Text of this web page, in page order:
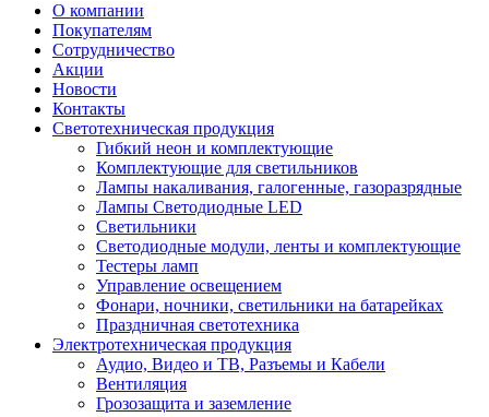
О компании
Покупателям
Сотрудничество
Акции
Новости
Контакты
Светотехническая продукция
Гибкий неон и комплектующие
Комплектующие для светильников
Лампы накаливания, галогенные, газоразрядные
Лампы Светодиодные LED
Светильники
Светодиодные модули, ленты и комплектующие
Тестеры ламп
Управление освещением
Фонари, ночники, светильники на батарейках
Праздничная светотехника
Электротехническая продукция
Аудио, Видео и ТВ, Разъемы и Кабели
Вентиляция
Грозозащита и заземление